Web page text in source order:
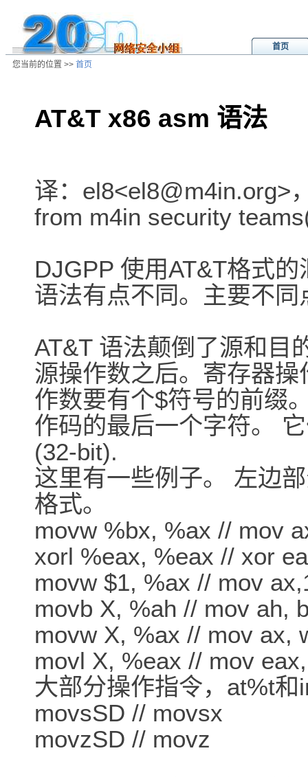
首页
您当前的位置 >> 首页
AT&T x86 asm 语法
译：el8<el8@m4in.org>
from m4in security
DJGPP 使用AT&T格式
语法有点不同。主要不同
AT&T 语法颠倒了源和目
源操作数之后。寄存器
作数要有个$符号的前缀
作码的最后一个字符。
(32-bit).
这里有一些例子。 左边
格式。
movw %bx, %ax // mov
xorl %eax, %eax // xor
movw $1, %ax // mov
movb X, %ah // mov ah,
movw X, %ax // mov ax,
movl X, %eax // mov
大部分操作指令，at%t
movsSD // movsx
movzSD // movz